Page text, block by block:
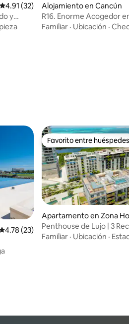
Calificación promedio: 4.91 de 5, 32
4.91 (32)
y
Alojamiento en Cancún
R16. Enorme Acogedor
ubicación & Alberca
Familiar · Ubicación ·
promedio: 4.78 de 5, 23
4.78 (23)
Favorito entre huéspedes
Favorito entre huéspedes
Apartamento en Zona
ra
Penthouse de Lujo | 3
Privado
Familiar · Ubicación ·